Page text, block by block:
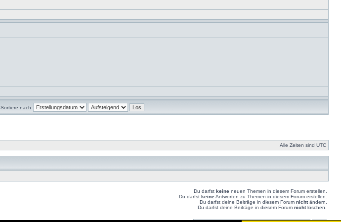
Sortiere nach
Alle Zeiten sind UTC
Du darfst keine neuen Themen in diesem Forum erstellen.
Du darfst keineAntworten zu Themen in diesem Forum erstellen.
Du darfst deine Beiträge in diesem Forum nichtändern.
Du darfst deine Beiträge in diesem Forum nichtlöschen.